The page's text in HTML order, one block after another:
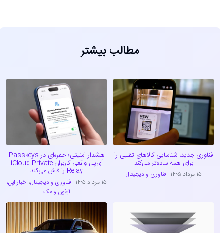
مطالب بیشتر
فناوری جدید، شناسایی کالاهای تقلبی را
برای همه ساده‌تر می‌کند
۱۵ مرداد ۱۴۰۵ فناوری و دیجیتال
هشدار امنیتی؛ حفره‌ای در Passkeys
آی‌پی واقعی کاربران iCloud Private
Relay را فاش می‌کند
۱۵ مرداد ۱۴۰۵ فناوری و دیجیتال، اخبار اپل،
آیفون و مک